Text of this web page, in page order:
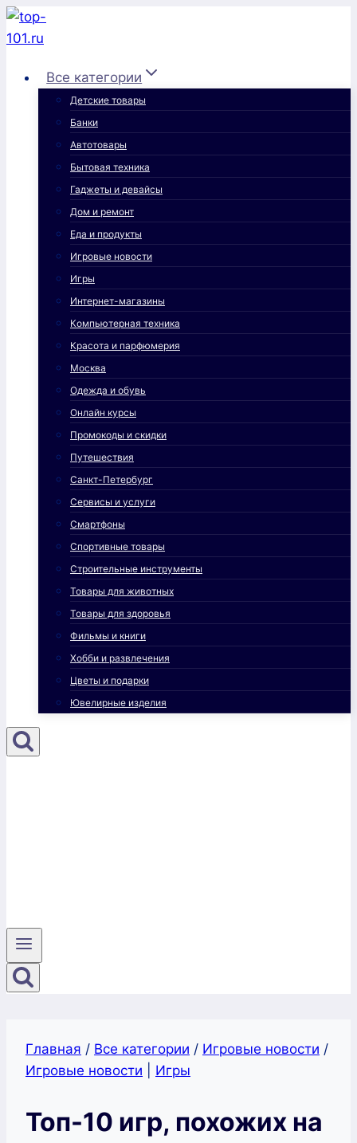
Перейти
к
Все категории
Детские товары
Банки
Автотовары
Бытовая техника
Гаджеты и девайсы
Дом и ремонт
Еда и продукты
Игровые новости
Игры
Интернет-магазины
Компьютерная техника
Красота и парфюмерия
Москва
Одежда и обувь
Онлайн курсы
Промокоды и скидки
Путешествия
Санкт-Петербург
Сервисы и услуги
Смартфоны
Спортивные товары
Строительные инструменты
Товары для животных
Товары для здоровья
Фильмы и книги
Хобби и развлечения
Цветы и подарки
Ювелирные изделия
Главная / Все категории / Игровые новости /
Игровые новости
Игры
Топ-10 игр, похожих на